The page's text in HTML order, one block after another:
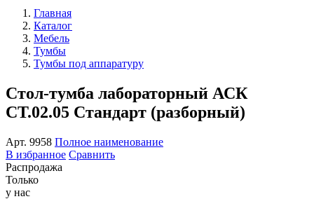
Главная
Каталог
Мебель
Тумбы
Тумбы под аппаратуру
Стол-тумба лабораторный АСК
СТ.02.05 Стандарт (разборный)
Арт. 9958 Полное наименование
В избранное Сравнить
Распродажа
Только
у нас